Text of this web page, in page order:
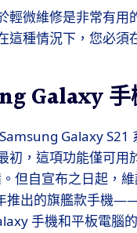
輕微維修是非常有用
這種情況下，您必須
Galaxy
Galaxy S21
初，這項功能僅可
但自宣布之日起，
推出的旗艦款手機
手機和平板電腦